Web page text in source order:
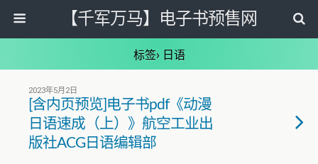
【千军万马】电子书预售网
标签› 日语
2023年5月2日
[含内页预览]电子书pdf《动漫
日语速成（上）》航空工业出
版社ACG日语编辑部